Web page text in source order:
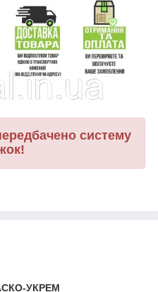
систему
УКРЕМ